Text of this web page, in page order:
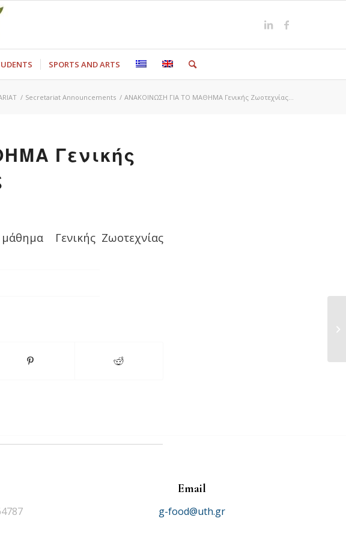
SPORTS AND ARTS
/ Secretariat Announcements / ΑΝΑΚΟΙΝΩΣΗ ΓΙΑ ΤΟ ΜΑΘΗΜΑ Γενικής Ζωοτεχνίας...
Γενικής
Γενικής Ζωοτεχνίας
Email
g-food@uth.gr